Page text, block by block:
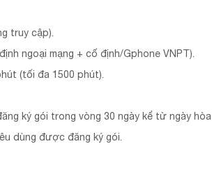
truy cập).
ngoại mạng + cố định/Gphone VNPT).
(tối đa 1500 phút).
ký gói trong vòng 30 ngày kể từ ngày hòa
dùng được đăng ký gói.